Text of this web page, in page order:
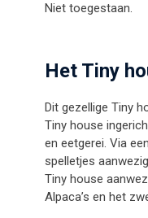
Niet toegestaan.
Het Tiny
Dit gezellige Tiny
Tiny house
en eetgerei. Via
spelletjes
Tiny house
Alpaca’s en het